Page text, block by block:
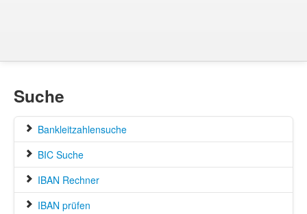
Suche
Bankleitzahlensuche
BIC Suche
IBAN Rechner
IBAN prüfen